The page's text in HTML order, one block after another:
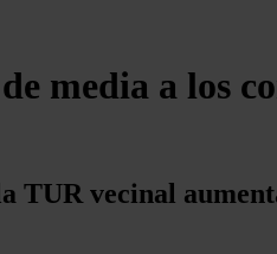
media a los
TUR vecinal